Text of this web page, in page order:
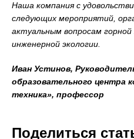
Наша компания с
следующих мероприятий,
актуальным вопросам
инженерной экологии.
Иван Устинов,
образовательного центра
техника», профессор
Поделиться